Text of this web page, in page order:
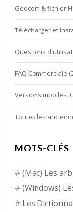
Gedcom & fichier
Télécharger et
Questions
FAQ Commerciale
Versions mobiles
Toutes les
MOTS-CLÉS
(Mac) Les
(Windows)
Les